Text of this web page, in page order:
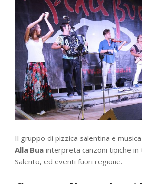
Il gruppo di pizzica salentina e
Alla Bua interpreta canzoni tipiche
Salento, ed eventi fuori regione.